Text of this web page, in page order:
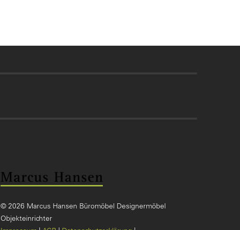
© 2026 Marcus Hansen Büromöbel Designermöbel
Objekteinrichter